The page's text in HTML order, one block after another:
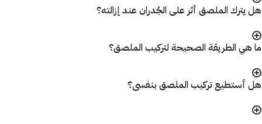
هل يترك الملصق أثر على الجُدران عند إزالته؟
ما هي الطريقة الصحيحة لتركيب الملصق؟
هل أستطيع تركيب الملصق بنفسى؟